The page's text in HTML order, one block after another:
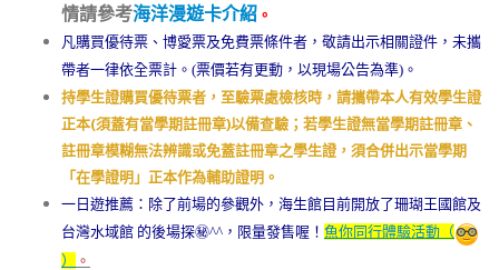
情請參考海洋漫遊卡介紹 。
凡購買優待票、博愛票及免費票條件者，敬請出示相關證件，未攜
帶者一律依全票計。(票價若有更動，以現場公告為準)。
持學生證購買優待票者，至驗票處檢核時，請攜帶本人有效學生證
正本(須蓋有當學期註冊章)以備查驗；若學生證無當學期註冊章、
註冊章模糊無法辨識或免蓋註冊章之學生證，須合併出示當學期
「在學證明」正本作為輔助證明。
一日遊推薦：除了前場的參觀外，海生館目前開放了珊瑚王國館及
台灣水域館 的後場探㊙️^^，限量發售喔！ 魚你同行體驗活動（
）
。